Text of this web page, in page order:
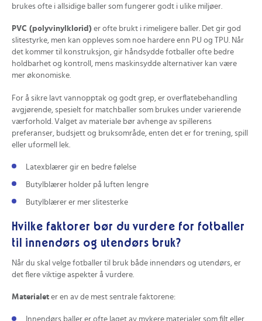
brukes ofte i allsidige baller som fungerer godt i ulike miljøer.
PVC (polyvinylklorid) er ofte brukt i rimeligere baller. Det gir god
slitestyrke, men kan oppleves som noe hardere enn PU og TPU. Når
det kommer til konstruksjon, gir håndsydde fotballer ofte bedre
holdbarhet og kontroll, mens maskinsydde alternativer kan være
mer økonomiske.
For å sikre lavt vannopptak og godt grep, er overflatebehandling
avgjørende, spesielt for matchballer som brukes under varierende
værforhold. Valget av materiale bør avhenge av spillerens
preferanser, budsjett og bruksområde, enten det er for trening, spill
eller uformell lek.
Latexblærer gir en bedre følelse
Butylblærer holder på luften lengre
Butylblærer er mer slitesterke
Hvilke faktorer bør du vurdere for fotballer
til innendørs og utendørs bruk?
Når du skal velge fotballer til bruk både innendørs og utendørs, er
det flere viktige aspekter å vurdere.
Materialet er en av de mest sentrale faktorene: